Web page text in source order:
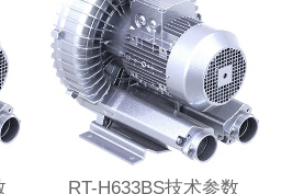
RT-H633BS技术参数